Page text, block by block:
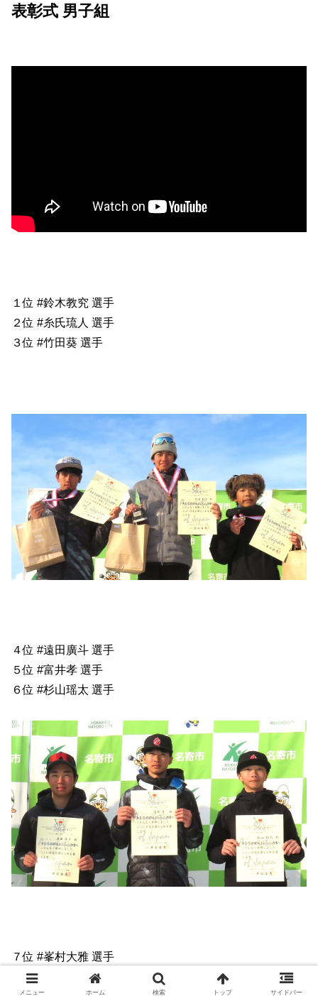
表彰式 男子組
１位 #鈴木教究 選手
２位 #糸氏琉人 選手
３位 #竹田葵 選手
４位 #遠田廣斗 選手
５位 #富井孝 選手
６位 #杉山瑶太 選手
７位 #峯村大雅 選手
８位 #清水優貴 選手
９位 #姫野蒼大 選手
メニュー ホーム 検索 トップ サイドバー